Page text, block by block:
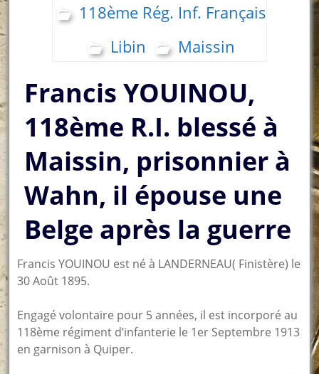
118ème Rég. Inf. Français
Libin
Maissin
Francis YOUINOU,
118ème R.I. blessé à
Maissin, prisonnier à
Wahn, il épouse une
Belge après la guerre
Francis YOUINOU est né à LANDERNEAU( Finistère) le
30 Août 1895.
Engagé volontaire pour 5 années, il est incorporé au
118ème régiment d’infanterie le 1er Septembre 1913
en garnison à Quiper.